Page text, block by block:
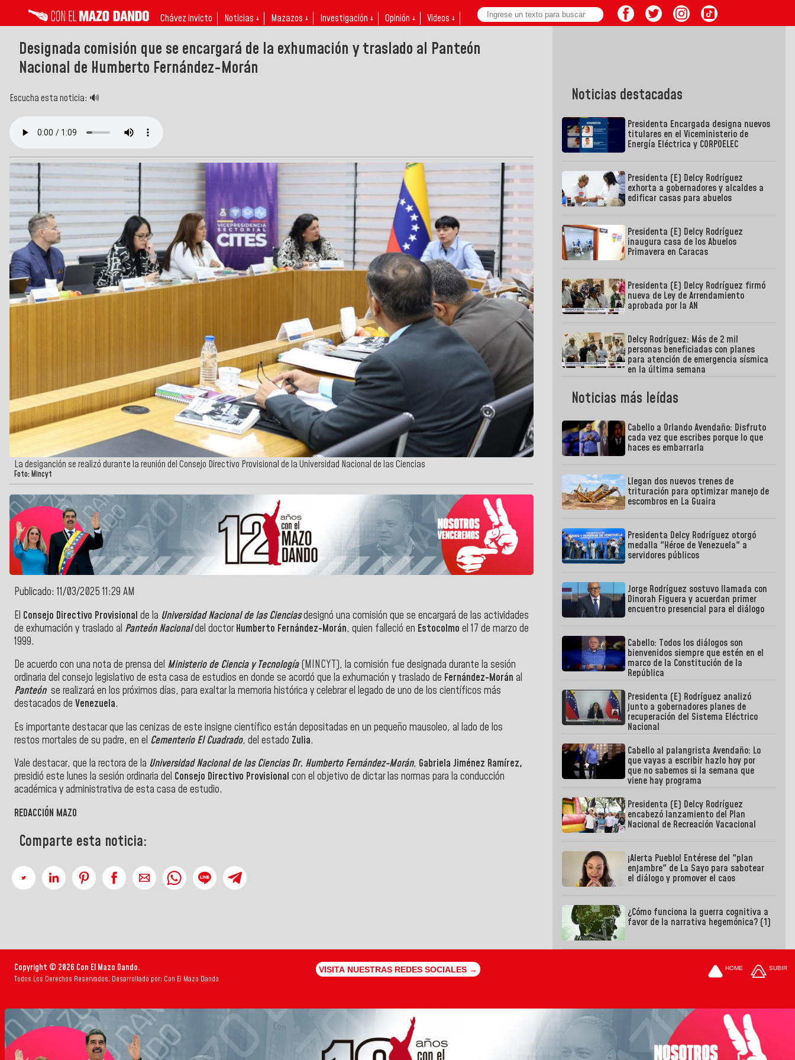
Chávez invicto Noticias ↓ Mazazos ↓ Investigación ↓ Opinión ↓ Videos ↓
Designada comisión que se encargará de la exhumación y traslado al Panteón
Nacional de Humberto Fernández-Morán
Escucha esta noticia: 🔊
La desiganción se realizó durante la reunión del Consejo Directivo Provisional de la Universidad Nacional de las Ciencias
Foto: Mincyt
Publicado: 11/03/2025 11:29 AM
El Consejo Directivo Provisional de la Universidad Nacional de las Cienciasdesignó una comisión que se encargará de las actividades
de exhumación y traslado al Panteón Nacionaldel doctorHumberto Fernández-Morán, quien falleció en Estocolmo el 17 de marzo de
1999.
De acuerdo con una nota de prensa del Ministerio de Ciencia y Tecnología(MINCYT), la comisión fue designada durante la sesión
ordinaria del consejo legislativo de esta casa de estudios en donde se acordó que la exhumación y traslado de Fernández-Morán al
Panteón se realizará en los próximos días, para exaltar la memoria histórica y celebrar el legado de uno de los científicos más
destacados de Venezuela.
Es importante destacar que las cenizas de este insigne científico están depositadas en un pequeño mausoleo, al lado de los
restos mortales de su padre, en el Cementerio El Cuadrado, del estado Zulia.
Vale destacar, que la rectora de la Universidad Nacional de las Ciencias Dr. Humberto Fernández-Morán, Gabriela Jiménez Ramírez,
presidió este lunes la sesión ordinaria del Consejo Directivo Provisional con el objetivo de dictar las normas para la conducción
académica y administrativa de esta casa de estudio.
REDACCIÓN MAZO
Comparte esta noticia:
Noticias destacadas
Presidenta Encargada designa nuevos
titulares en el Viceministerio de
Energía Eléctrica y CORPOELEC
Presidenta (E) Delcy Rodríguez
exhorta a gobernadores y alcaldes a
edificar casas para abuelos
Presidenta (E) Delcy Rodríguez
inaugura casa de los Abuelos
Primavera en Caracas
Presidenta (E) Delcy Rodríguez firmó
nueva de Ley de Arrendamiento
aprobada por la AN
Delcy Rodríguez: Más de 2 mil
personas beneficiadas con planes
para atención de emergencia sísmica
en la última semana
Noticias más leídas
Cabello a Orlando Avendaño: Disfruto
cada vez que escribes porque lo que
haces es embarrarla
Llegan dos nuevos trenes de
trituración para optimizar manejo de
escombros en La Guaira
Presidenta Delcy Rodríguez otorgó
medalla "Héroe de Venezuela" a
servidores públicos
Jorge Rodríguez sostuvo llamada con
Dinorah Figuera y acuerdan primer
encuentro presencial para el diálogo
Cabello: Todos los diálogos son
bienvenidos siempre que estén en el
marco de la Constitución de la
República
Presidenta (E) Rodríguez analizó
junto a gobernadores planes de
recuperación del Sistema Eléctrico
Nacional
Cabello al palangrista Avendaño: Lo
que vayas a escribir hazlo hoy por
que no sabemos si la semana que
viene hay programa
Presidenta (E) Delcy Rodríguez
encabezó lanzamiento del Plan
Nacional de Recreación Vacacional
¡Alerta Pueblo! Entérese del "plan
enjambre" de La Sayo para sabotear
el diálogo y promover el caos
¿Cómo funciona la guerra cognitiva a
favor de la narrativa hegemónica? (1)
Copyright © 2026 Con El Mazo Dando.
Todos Los Derechos Reservados. Desarrollado por: Con El Mazo Dando
VISITA NUESTRAS REDES SOCIALES → HOME SUBIR